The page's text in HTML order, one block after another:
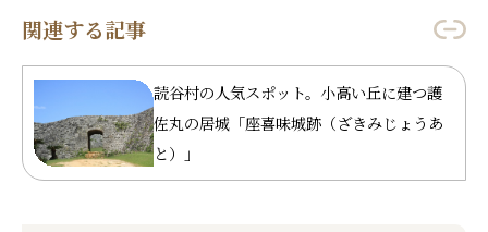
関連する記事
読谷村の人気スポット。小高い丘に建つ護
佐丸の居城「座喜味城跡（ざきみじょうあ
と）」